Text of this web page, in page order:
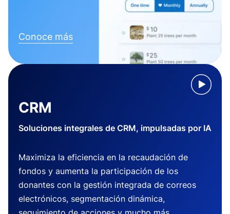
Conoce más
CRM
Soluciones integrales de CRM, impulsadas por IA
Maximiza la eficiencia en la recaudación de
fondos y aumenta la participación de los
donantes con la gestión integrada de correos
electrónicos, segmentación dinámica,